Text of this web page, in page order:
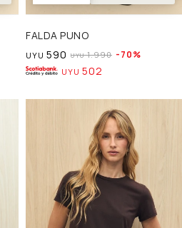
FALDA PUNO
UYU 590 UYU 1.990 70
UYU 502